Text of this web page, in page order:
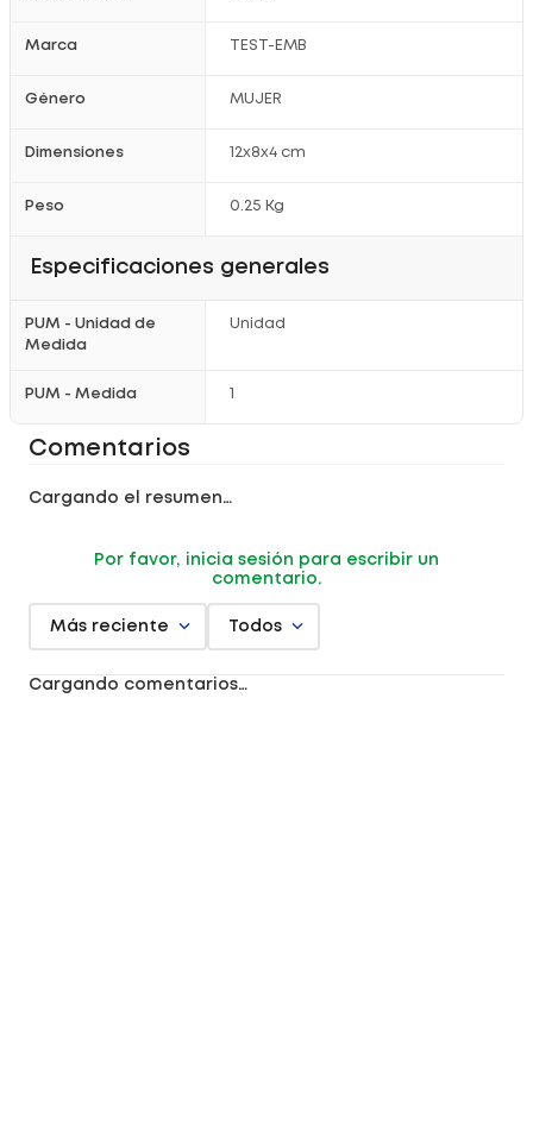
Marca TEST-EMB
Género MUJER
Dimensiones 12x8x4 cm
Peso 0.25 Kg
Especificaciones generales
PUM - Unidad de
Medida
Unidad
PUM - Medida
Comentarios
Cargando el resumen…
Por favor, inicia sesión para escribir un
comentario.
Más reciente Todos
Cargando comentarios…